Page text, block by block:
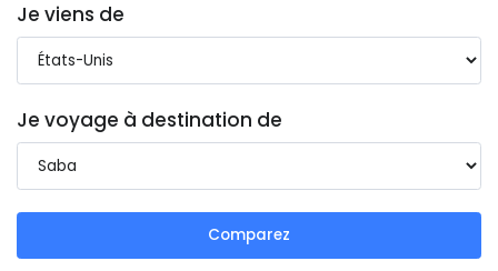
Je viens de
Je voyage à destination de
Comparez